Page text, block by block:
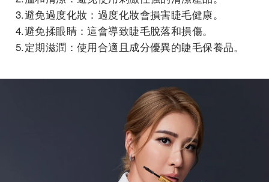
3.避免過度化妝：過度化妝會損害睫毛健康。
4.避免揉眼睛：這會導致睫毛脫落和損傷。
5.定期滋潤：使用合適且成分優異的睫毛保養品。